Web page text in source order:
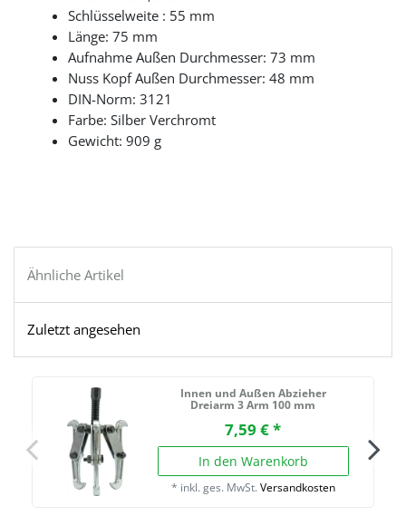
Schlüsselweite : 55 mm
Länge: 75 mm
Aufnahme Außen Durchmesser: 73 mm
Nuss Kopf Außen Durchmesser: 48 mm
DIN-Norm: 3121
Farbe: Silber Verchromt
Gewicht: 909 g
Ähnliche Artikel
Zuletzt angesehen
Innen und Außen Abzieher
Dreiarm 3 Arm 100 mm
7,59 € *
In den Warenkorb
* inkl. ges. MwSt. Versandkosten